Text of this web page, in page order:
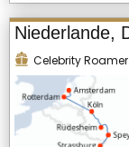
Celebrity Roamer